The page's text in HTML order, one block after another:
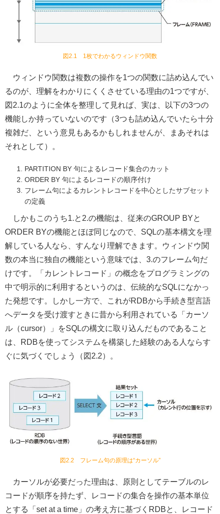
図2.1 1枚でわかるウィンドウ関数
ウィンドウ関数は複数の操作を1つの関数に詰め込んでい
るのが、理解をわかりにくくさせている理由の1つですが、
図2.1のように全体を整理して見れば、実は、以下の3つの
機能しか持っていないのです（3つも詰め込んでいたら十分
複雑だ、という意見もあるかもしれませんが、まあそれは
それとして）。
PARTITION BY 句によるレコード集合のカット
ORDER BY 句によるレコードの順序付け
フレーム句によるカレントレコードを中心としたサブセット
の定義
しかもこのうち1.と2.の機能は、従来のGROUP BYと
ORDER BYの機能とほぼ同じなので、SQLの基本構文を理
解している人なら、すんなり理解できます。ウィンドウ関
数の本当に独自の機能という意味では、3.のフレーム句だ
けです。「カレントレコード」の概念をプログラミングの
中で明示的に利用するというのは、伝統的なSQLになかっ
た発想です。しかし一方で、これがRDBから手続き型言語
へデータを受け渡すときに昔から利用されている「カーソ
ル（cursor）」をSQLの構文に取り込んだものであること
は、RDBを使ってシステムを構築した経験のある人ならす
ぐに気づくでしょう（図2.2）。
図2.2 フレーム句の原理は“カーソル”
カーソルが必要だった理由は、原則としてテーブルのレ
コードが順序を持たず、レコードの集合を操作の基本単位
とする「set at a time」の考え方に基づくRDBと、レコード